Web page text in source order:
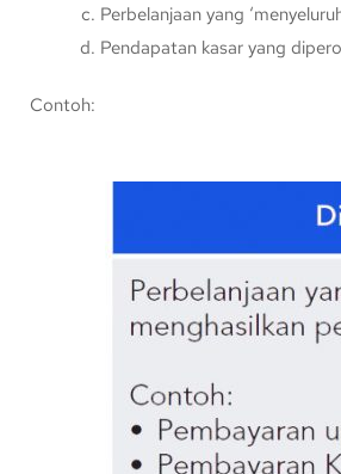
Perbelanjaan yang
Pendapatan kasar yang
Contoh: